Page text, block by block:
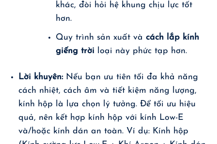
khác, đòi hỏi hệ khung chịu lực tốt
hơn.
Quy trình sản xuất vàcách lắp kính
giếng trời loại này phức tạp hơn.
Lời khuyên:Nếu bạn ưu tiên tối đa khả năng
cách nhiệt, cách âm và tiết kiệm năng lượng,
kính hộp là lựa chọn lý tưởng. Để tối ưu hiệu
quả, nên kết hợp kính hộp với kính Low-E
và/hoặc kính dán an toàn. Ví dụ: Kính hộp